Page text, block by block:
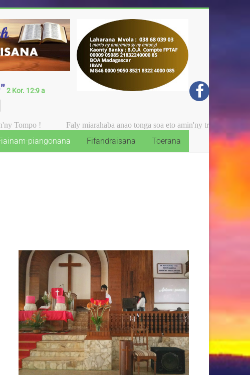
2 Kor. 12:9 a
Faly miarahaba anao tonga soa eto amin'ny tranonkalan'ny
piangonana Fifandraisana Toerana